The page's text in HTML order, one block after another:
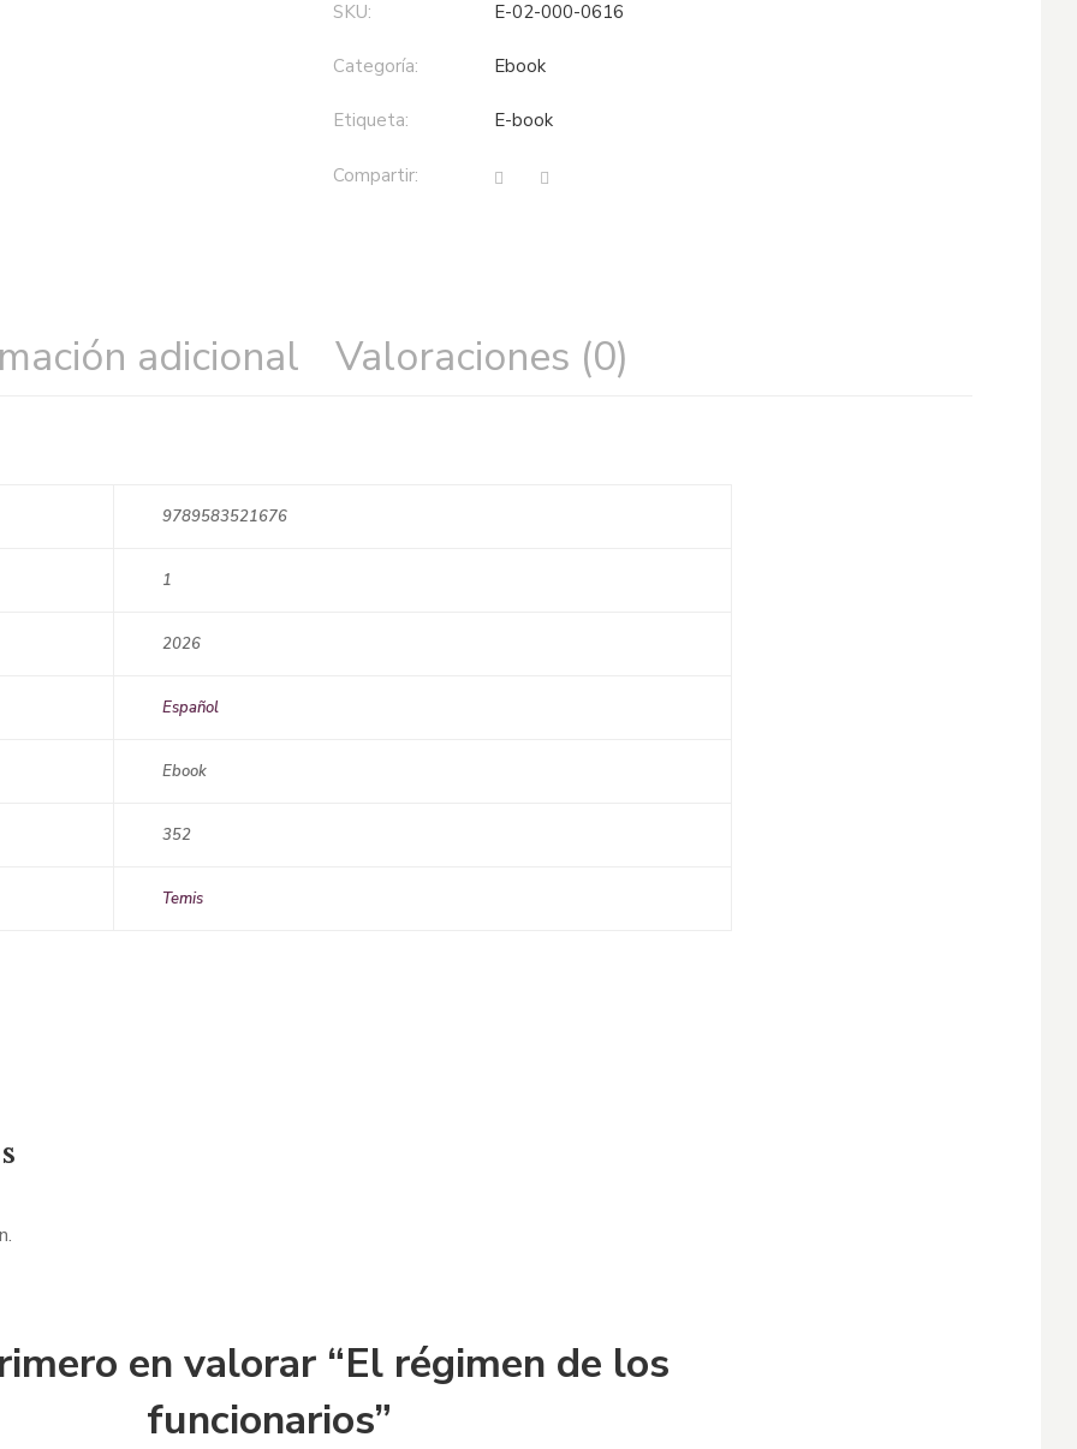
SKU: E-02-000-0616
Categoría: ebook
Etiqueta: e-book
Compartir:
adicional Valoraciones (0)
9789583521676
1
2026
Español
Ebook
352
Temis
en valorar “El régimen de los
funcionarios”